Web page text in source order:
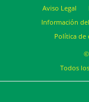
Aviso Legal
Información
Política de
©
Todos